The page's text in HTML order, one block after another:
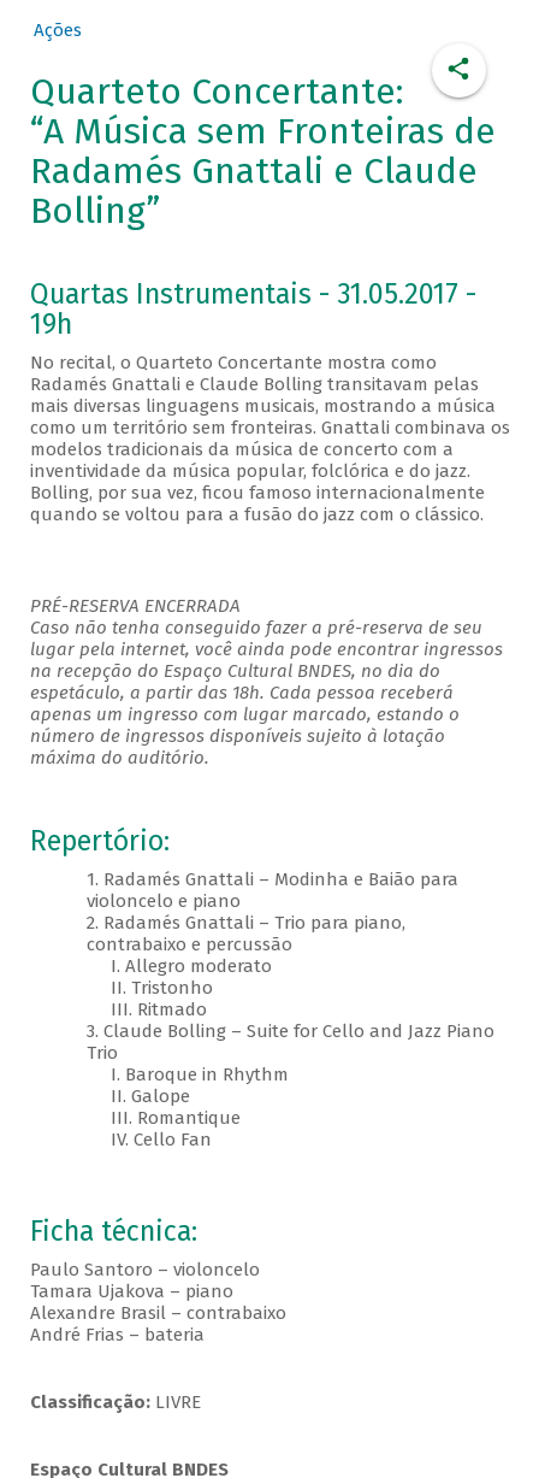
Ações
Quarteto Concertante:
“A Música sem Fronteiras de
Radamés Gnattali e Claude
Bolling”
Quartas Instrumentais - 31.05.2017 -
19h
No recital, o Quarteto Concertante mostra como
Radamés Gnattali e Claude Bolling transitavam pelas
mais diversas linguagens musicais, mostrando a música
como um território sem fronteiras. Gnattali combinava os
modelos tradicionais da música de concerto com a
inventividade da música popular, folclórica e do jazz.
Bolling, por sua vez, ficou famoso internacionalmente
quando se voltou para a fusão do jazz com o clássico.
PRÉ-RESERVA ENCERRADA
Caso não tenha conseguido fazer a pré-reserva de seu
lugar pela internet, você ainda pode encontrar ingressos
na recepção do Espaço Cultural BNDES, no dia do
espetáculo, a partir das 18h. Cada pessoa receberá
apenas um ingresso com lugar marcado, estando o
número de ingressos disponíveis sujeito à lotação
máxima do auditório.
Repertório:
1. Radamés Gnattali – Modinha e Baião para
violoncelo e piano
2. Radamés Gnattali – Trio para piano,
contrabaixo e percussão
I. Allegro moderato
II. Tristonho
III. Ritmado
3. Claude Bolling – Suite for Cello and Jazz Piano
Trio
I. Baroque in Rhythm
II. Galope
III. Romantique
IV. Cello Fan
Ficha técnica:
Paulo Santoro – violoncelo
Tamara Ujakova – piano
Alexandre Brasil – contrabaixo
André Frias – bateria
Classificação:LIVRE
Espaço Cultural BNDES